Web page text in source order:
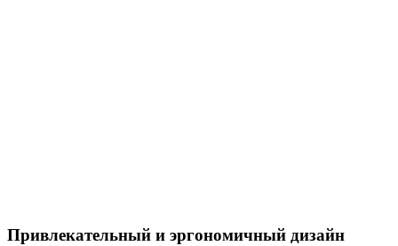
Привлекательный и эргономичный дизайн